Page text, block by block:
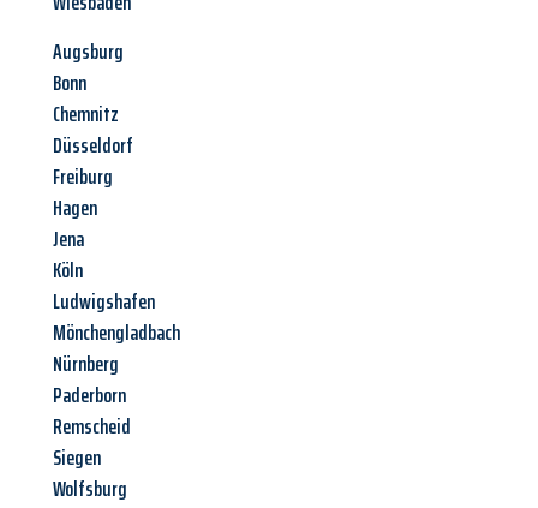
Augsburg
Bonn
Chemnitz
Düsseldorf
Freiburg
Hagen
Jena
Köln
Ludwigshafen
Mönchengladbach
Nürnberg
Paderborn
Remscheid
Siegen
Wolfsburg